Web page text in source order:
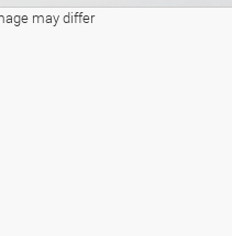
may differ